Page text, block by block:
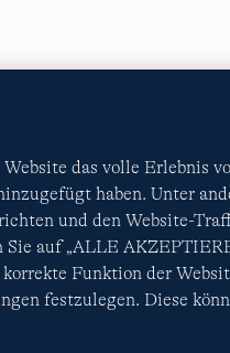
das volle Erlebnis
haben. Unter
und den Website-
Sie auf „ALLE
Funktion der
festzulegen. Diese